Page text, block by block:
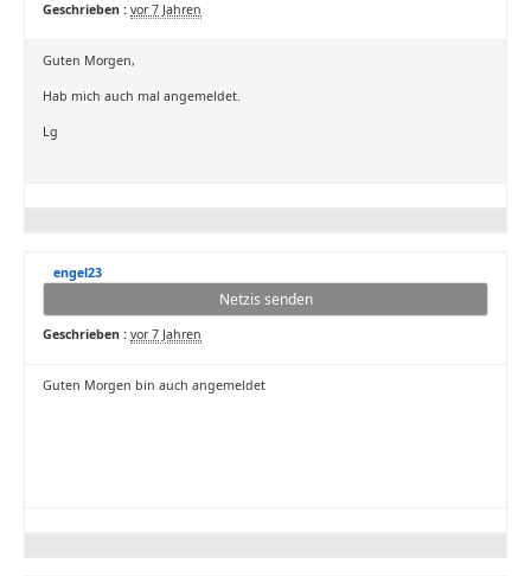
Geschrieben : vor 7 Jahren
Guten Morgen,
Hab mich auch mal angemeldet.
Lg
engel23
Netzis senden
Geschrieben : vor 7 Jahren
Guten Morgen bin auch angemeldet